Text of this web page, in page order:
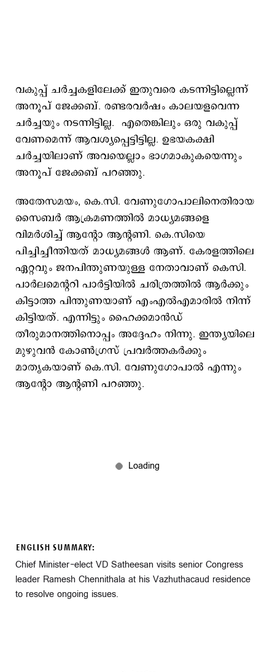
വകുപ്പ് ചര്‍ച്ചകളിലേക്ക് ഇതുവരെ കടന്നിട്ടില്ലെന്ന്
അനൂപ് ജേക്കബ്. രണ്ടരവര്‍ഷം കാലയളവെന്ന
ചര്‍ച്ചയും നടന്നിട്ടില്ല. എതെങ്കിലും ഒരു വകുപ്പ്
വേണമെന്ന് ആവശ്യപ്പെട്ടിട്ടില്ല. ഉഭയകക്ഷി
ചര്‍ച്ചയിലാണ് അവയെല്ലാം ഭാഗമാകുകയെന്നും
അനൂപ് ജേക്കബ് പറഞ്ഞു.
അതേസമയം, കെ.സി. വേണുഗോപാലിനെതിരായ
സൈബര്‍ ആക്രമണത്തില്‍ മാധ്യമങ്ങളെ
വിമര്‍ശിച്ച് ആന്റോ ആന്റണി. കെ.സിയെ
പിച്ചിച്ചീന്തിയത് മാധ്യമങ്ങൾ ആണ്. കേരളത്തിലെ
ഏറ്റവും ജനപിന്തുണയുള്ള നേതാവാണ് കെസി.
പാർലമെന്ററി പാർട്ടിയിൽ ചരിത്രത്തിൽ ആർക്കും
കിട്ടാത്ത പിന്തുണയാണ് എംഎൽഎമാരിൽ നിന്ന്
കിട്ടിയത്. എന്നിട്ടും ഹൈക്കമാൻഡ്
തീരുമാനത്തിനൊപ്പം അദ്ദേഹം നിന്നു. ഇന്ത്യയിലെ
മുഴുവൻ കോൺഗ്രസ് പ്രവർത്തകർക്കും
മാതൃകയാണ് കെ.സി. വേണുഗോപാൽ എന്നും
ആന്റോ ആന്റണി പറഞ്ഞു.
ENGLISH SUMMARY:
Chief Minister-elect VD Satheesan visits senior Congress
leader Ramesh Chennithala at his Vazhuthacaud residence
to resolve ongoing issues.